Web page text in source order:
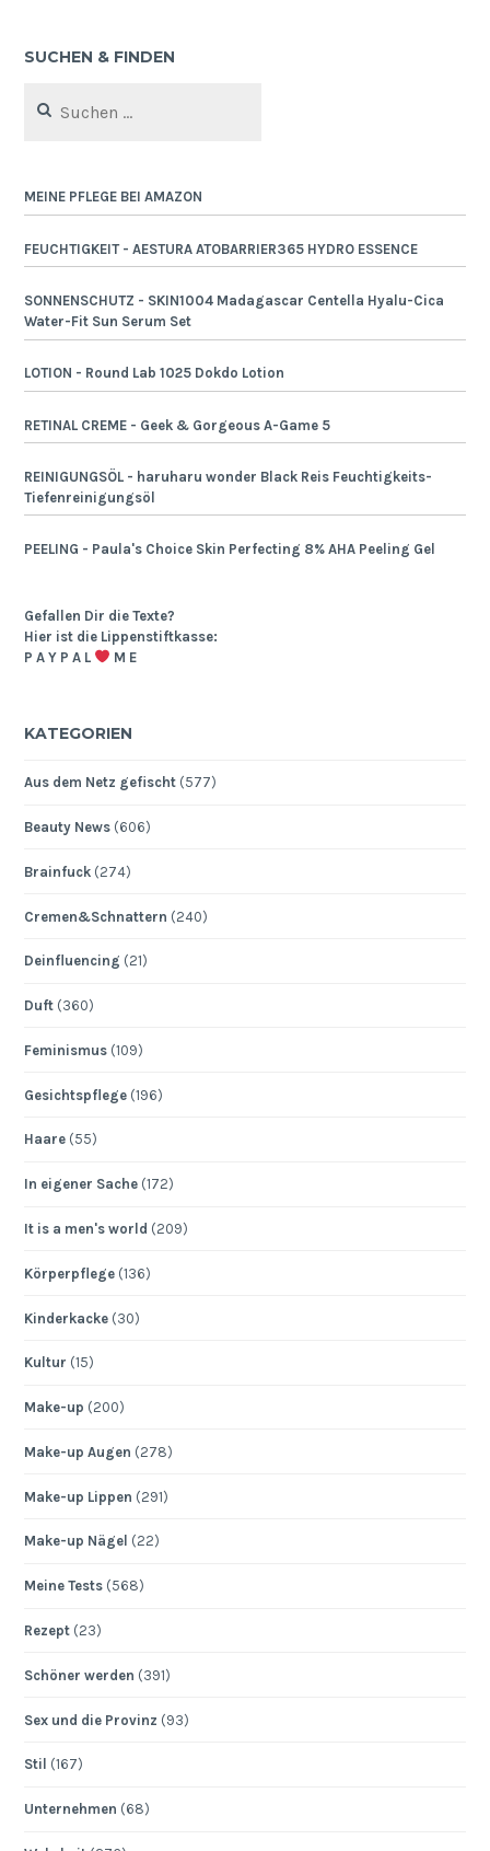
SUCHEN & FINDEN
nach:
MEINE PFLEGE BEI AMAZON
FEUCHTIGKEIT - AESTURA ATOBARRIER365 HYDRO ESSENCE
SONNENSCHUTZ - SKIN1004 Madagascar Centella Hyalu-Cica
Water-Fit Sun Serum Set
LOTION - Round Lab 1025 Dokdo Lotion
RETINAL CREME - Geek & Gorgeous A-Game 5
REINIGUNGSÖL - haruharu wonder Black Reis Feuchtigkeits-
Tiefenreinigungsöl
PEELING - Paula's Choice Skin Perfecting 8% AHA Peeling Gel
Gefallen Dir die Texte?
Hier ist die Lippenstiftkasse:
P A Y P A L
M E
KATEGORIEN
Aus dem Netz gefischt (577)
Beauty News (606)
Brainfuck (274)
Cremen&Schnattern (240)
Deinfluencing (21)
Duft (360)
Feminismus (109)
Gesichtspflege (196)
Haare (55)
In eigener Sache (172)
It is a men's world (209)
Körperpflege (136)
Kinderkacke (30)
Kultur (15)
Make-up (200)
Make-up Augen (278)
Make-up Lippen (291)
Make-up Nägel (22)
Meine Tests (568)
Rezept (23)
Schöner werden (391)
Sex und die Provinz (93)
Stil (167)
Unternehmen (68)